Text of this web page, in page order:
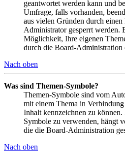
geantwortet werden kann und
Umfrage, falls vorhanden,
aus vielen Gründen durch
Administrator gesperrt werden.
Möglichkeit, Ihre eigenen
durch die Board-Administration
Nach oben
Was sind Themen-Symbole?
Themen-Symbole sind vom
mit einem Thema in Verbindung
Inhalt kennzeichnen zu
Symbole zu verwenden, hängt
die die Board-Administration
Nach oben